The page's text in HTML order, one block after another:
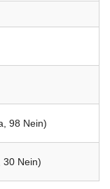
98 Nein)
30 Nein)